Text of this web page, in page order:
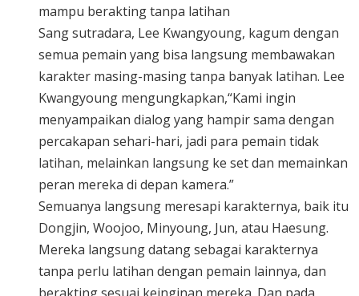
mampu berakting tanpa latihan
Sang sutradara, Lee Kwangyoung, kagum dengan
semua pemain yang bisa langsung membawakan
karakter masing-masing tanpa banyak latihan. Lee
Kwangyoung mengungkapkan,“Kami ingin
menyampaikan dialog yang hampir sama dengan
percakapan sehari-hari, jadi para pemain tidak
latihan, melainkan langsung ke set dan memainkan
peran mereka di depan kamera.”
Semuanya langsung meresapi karakternya, baik itu
Dongjin, Woojoo, Minyoung, Jun, atau Haesung.
Mereka langsung datang sebagai karakternya
tanpa perlu latihan dengan pemain lainnya, dan